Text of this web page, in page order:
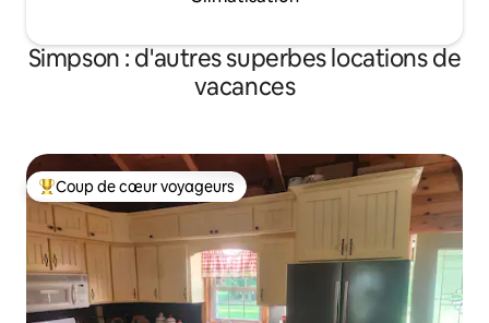
Simpson : d'autres superbes locations de
vacances
Coups de cœur voyageurs les plus appréciés
Coup de cœur voyageurs